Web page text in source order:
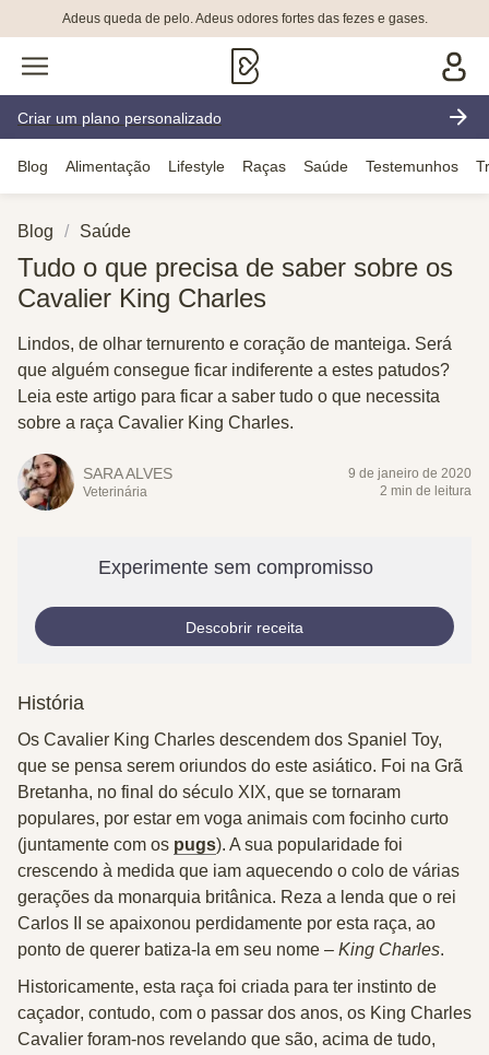
Adeus queda de pelo. Adeus odores fortes das fezes e gases.
Criar um plano personalizado
Blog Alimentação Lifestyle Raças Saúde Testemunhos
Blog Saúde
Tudo o que precisa de saber sobre os
Cavalier King Charles
Lindos, de olhar ternurento e coração de manteiga. Será
que alguém consegue ficar indiferente a estes patudos?
Leia este artigo para ficar a saber tudo o que necessita
sobre a raça Cavalier King Charles.
SARA ALVES
Veterinária
9 de janeiro de 2020
2 min de leitura
Experimente sem compromisso
Descobrir receita
História
Os Cavalier King Charles descendem dos Spaniel Toy,
que se pensa serem oriundos do este asiático. Foi na Grã
Bretanha, no final do século XIX, que se tornaram
populares, por estar em voga animais com focinho curto
(juntamente com os pugs). A sua popularidade foi
crescendo à medida que iam aquecendo o colo de várias
gerações da monarquia britânica. Reza a lenda que o rei
Carlos II
se apaixonou perdidamente por esta raça, ao
ponto de querer batiza-la em seu nome – King Charles.
Historicamente, esta raça foi criada para ter instinto de
caçador, contudo, com o passar dos anos, os King Charles
Cavalier foram-nos revelando que são, acima de tudo,